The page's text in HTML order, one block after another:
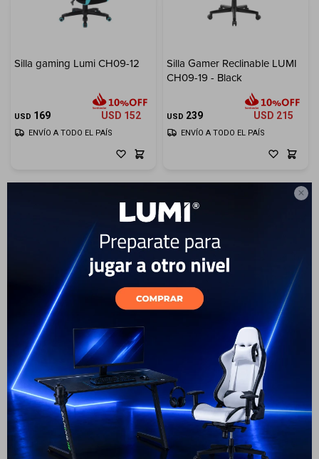

Silla gaming Lumi CH09-12
USD 169 USD 152
ENVÍO A TODO EL PAÍS
Silla Gamer Reclinable LUMI
CH09-19 - Black
USD 239 USD 215
ENVÍO A TODO EL PAÍS
Silla Gamer Reclinable LUMI
CH09-19 - Grey
USD 239 USD215
ENVÍO A TODO EL PAÍS
Silla Gamer LUMI CH06-36
USD 299 USD 269
ENVÍO A TODO EL PAÍS